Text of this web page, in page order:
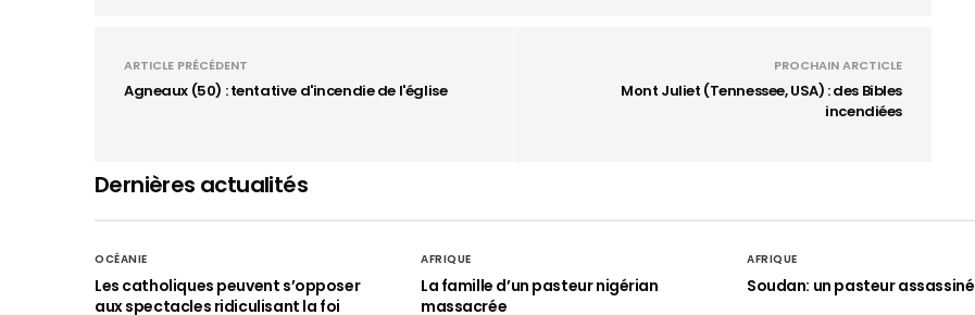
ARTICLE PRÉCÉDENT
Agneaux (50) : tentative d'incendie de l'église
PROCHAIN ARCTICLE
Mont Juliet (Tennessee, USA) : des Bibles
incendiées
Dernières actualités
OCÉANIE
Les catholiques peuvent s’opposer
aux spectacles ridiculisant la foi
AFRIQUE
La famille d’un pasteur nigérian
massacrée
AFRIQUE
Soudan: un pasteur assassiné